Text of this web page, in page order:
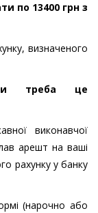
по 13400 грн з
визначеного
треба це
виконавчої
арешт на ваші
рахунку у банку
(нарочно або